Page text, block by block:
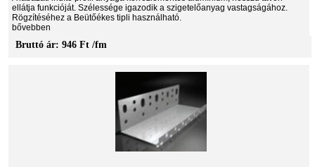
ellátja funkcióját. Szélessége igazodik a szigetelőanyag vastagságához.
Rögzítéséhez a Beütőékes tipli használható.
bővebben
Bruttó ár: 946 Ft /fm